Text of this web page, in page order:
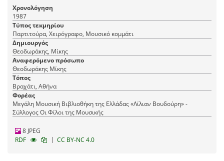
Χρονολόγηση
1987
Τύπος τεκμηρίου
Παρτιτούρα, Χειρόγραφο, Μουσικό κομμάτι
Δημιουργός
Θεοδωράκης, Μίκης
Αναφερόμενο πρόσωπο
Θεοδωράκης Μίκης
Τόπος
Βραχάτι, Αθήνα
Φορέας
Μεγάλη Μουσική Βιβλιοθήκη της Ελλάδας «Λίλιαν Βουδούρη» -
Σύλλογος Οι Φίλοι της Μουσικής
8 JPEG
RDF
| CC BY-NC 4.0